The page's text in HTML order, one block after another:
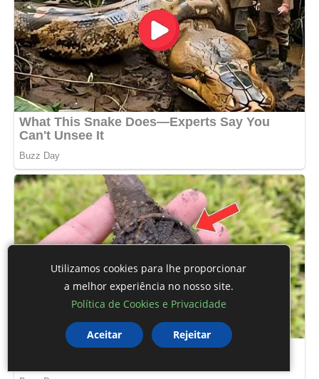
Utilizamos cookies para lhe proporcionar
a melhor experiência no nosso site.
Política de Cookies e Privacidade
Aceitar Rejeitar